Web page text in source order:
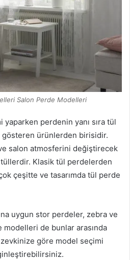
Salon Perde Modelleri
perdenin yanı sıra tül
gösteren ürünlerden birisidir.
salon atmosferini değiştirecek
Klasik tül perdelerden
çeşitte ve tasarımda tül perde
uygun stor perdeler, zebra ve
de bunlar arasında
göre model seçimi